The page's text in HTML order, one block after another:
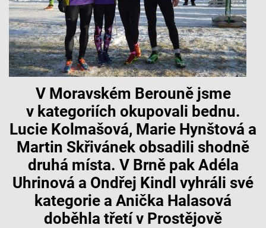
V Moravském Berouně jsme
v kategoriích okupovali bednu.
Lucie Kolmašová, Marie Hynštová a
Martin Skřivánek obsadili shodně
druhá místa. V Brně pak Adéla
Uhrinová a Ondřej Kindl vyhráli své
kategorie a Anička Halasová
doběhla třetí v Prostějově